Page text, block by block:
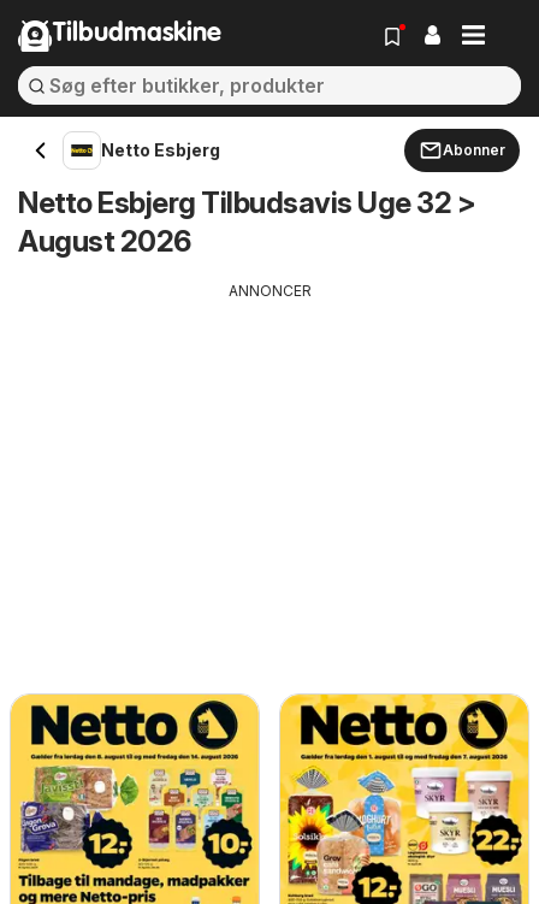
Tilbudmaskine
Netto Esbjerg Abonner
Netto Esbjerg Tilbudsavis Uge 32 >
August 2026
ANNONCER